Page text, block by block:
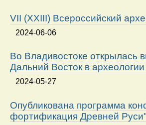
VII (XXIII) Всероссийский
2024-06-06
Во Владивостоке открылась
Дальний Восток в
2024-05-27
Опубликована программа
фортификация Древней Руси"